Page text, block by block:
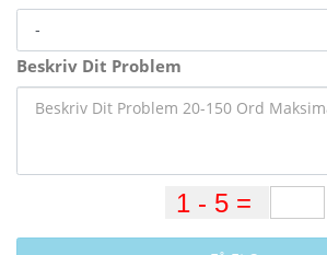
Beskriv Dit Problem